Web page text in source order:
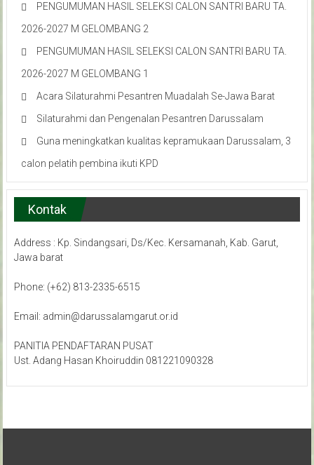
PENGUMUMAN HASIL SELEKSI CALON SANTRI BARU TA.
2026-2027 M GELOMBANG 2
PENGUMUMAN HASIL SELEKSI CALON SANTRI BARU TA.
2026-2027 M GELOMBANG 1
Acara Silaturahmi Pesantren Muadalah Se-Jawa Barat
Silaturahmi dan Pengenalan Pesantren Darussalam
Guna meningkatkan kualitas kepramukaan Darussalam, 3
calon pelatih pembina ikuti KPD
Kontak
Address : Kp. Sindangsari, Ds/Kec. Kersamanah, Kab. Garut,
Jawa barat
Phone: (+62) 813-2335-6515
Email: admin@darussalamgarut.or.id
PANITIA PENDAFTARAN PUSAT
Ust. Adang Hasan Khoiruddin 081221090328